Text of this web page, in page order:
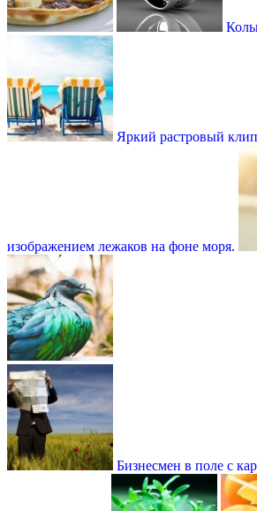
Яркий растровый
изображением лежаков на фоне моря.
Бизнесмен в поле с